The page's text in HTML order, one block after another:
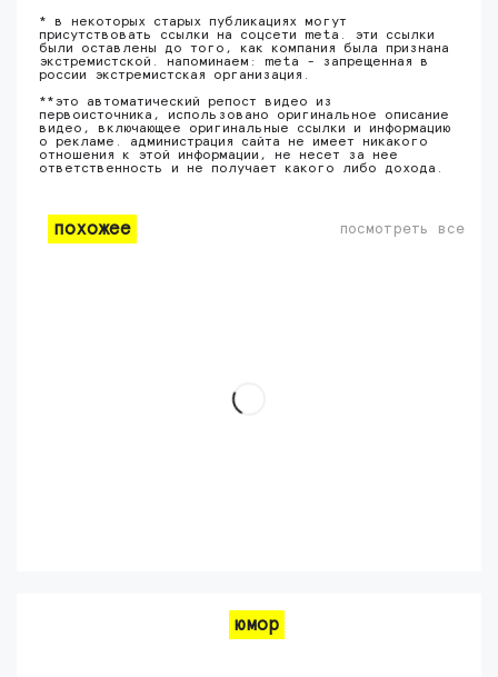
* в некоторых старых публикациях могут
присутствовать ссылки на соцсети meta. эти ссылки
были оставлены до того, как компания была признана
экстремистской. напоминаем: meta - запрещенная в
россии экстремистская организация.
**это автоматический репост видео из
первоисточника, использовано оригинальное описание
видео, включающее оригинальные ссылки и информацию
о рекламе. администрация сайта не имеет никакого
отношения к этой информации, не несет за нее
ответственность и не получает какого либо дохода.
похожее посмотреть все
юмор